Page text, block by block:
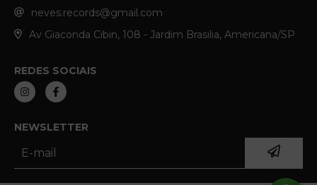
neves.records@gmail.com
Av Giaconda Cibin, 108 - Jardim Brasilia, Americana/SP
REDES SOCIAIS
NEWSLETTER